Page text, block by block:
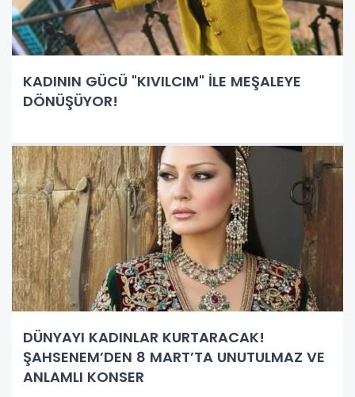
KADININ GÜCÜ "KIVILCIM" İLE MEŞALEYE
DÖNÜŞÜYOR!
DÜNYAYI KADINLAR KURTARACAK!
ŞAHSENEM’DEN 8 MART’TA UNUTULMAZ VE
ANLAMLI KONSER